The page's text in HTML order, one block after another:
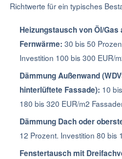
Richtwerte für ein typisches
Heizungstausch von Öl/
Fernwärme: 30 bis 50
Investition 100 bis 300 EUR/
Dämmung Außenwand
hinterlüftete Fassade): 10
180 bis 320 EUR/m2
Dämmung Dach oder
12 Prozent. Investition 80 bis
Fenstertausch mit